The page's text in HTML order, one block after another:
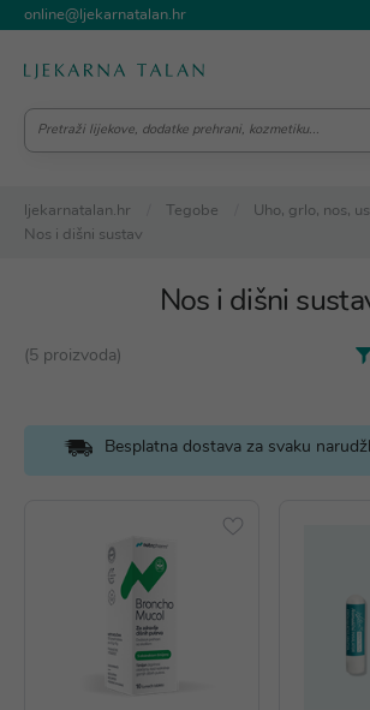
online@ljekarnatalan.hr
ljekarnatalan.hr Tegobe
Uho, grlo, nos,
Nos i dišni sustav
Nos i dišni
(5 proizvoda)
Besplatna dostava za svaku